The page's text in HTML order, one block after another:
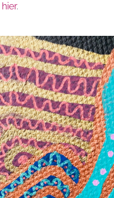
hier.